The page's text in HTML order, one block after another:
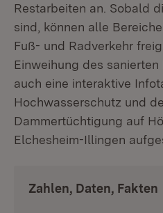
Restarbeiten an. Sobald
sind, können alle
Fuß- und Radverkehr
Einweihung des
auch eine interaktive
Hochwasserschutz und
Dammertüchtigung auf
Elchesheim-Illingen
Zahlen, Daten, Fakten